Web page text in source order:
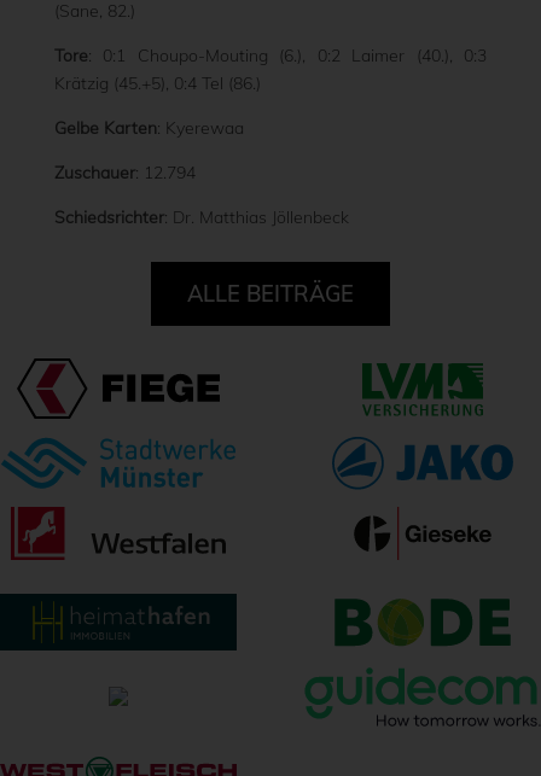
(Sane, 82.)
Tore: 0:1 Choupo-Mouting (6.), 0:2 Laimer (40.), 0:3
Krätzig (45.+5), 0:4 Tel (86.)
Gelbe Karten: Kyerewaa
Zuschauer: 12.794
Schiedsrichter: Dr. Matthias Jöllenbeck
ALLE BEITRÄGE